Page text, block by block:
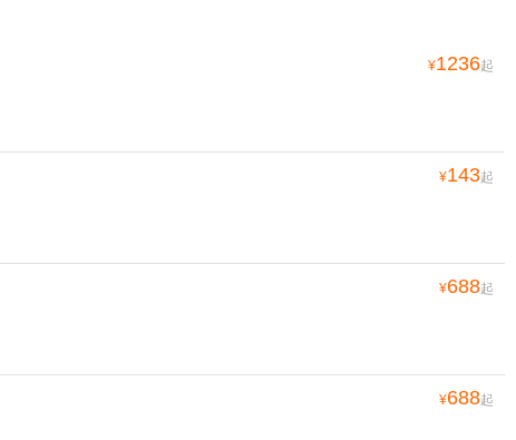
¥1236起
¥143起
¥688起
¥688起